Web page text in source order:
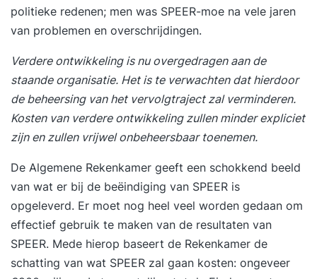
politieke redenen; men was SPEER-moe na vele jaren
van problemen en overschrijdingen.
Verdere ontwikkeling is nu overgedragen aan de
staande organisatie. Het is te verwachten dat hierdoor
de beheersing van het vervolgtraject zal verminderen.
Kosten van verdere ontwikkeling zullen minder expliciet
zijn en zullen vrijwel onbeheersbaar toenemen.
De Algemene Rekenkamer geeft een schokkend beeld
van wat er bij de beëindiging van SPEER is
opgeleverd. Er moet nog heel veel worden gedaan om
effectief gebruik te maken van de resultaten van
SPEER. Mede hierop baseert de Rekenkamer de
schatting van wat SPEER zal gaan kosten: ongeveer